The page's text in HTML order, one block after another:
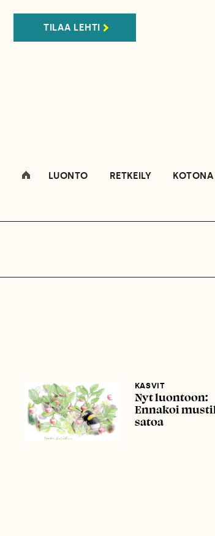
TILAA LEHTI
LUONTO RETKEILY KOTONA
KASVIT
Nyt luontoon:
Ennakoi
satoa